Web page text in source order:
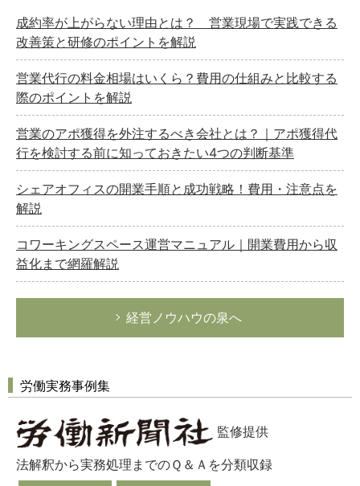
成約率が上がらない理由とは？ 営業現場で実践できる
改善策と研修のポイントを解説
営業代行の料金相場はいくら？費用の仕組みと比較する
際のポイントを解説
営業のアポ獲得を外注するべき会社とは？｜アポ獲得代
行を検討する前に知っておきたい4つの判断基準
シェアオフィスの開業手順と成功戦略！費用・注意点を
解説
コワーキングスペース運営マニュアル｜開業費用から収
益化まで網羅解説
経営ノウハウの泉へ
労働実務事例集
監修提供
法解釈から実務処理までのＱ＆Ａを分類収録